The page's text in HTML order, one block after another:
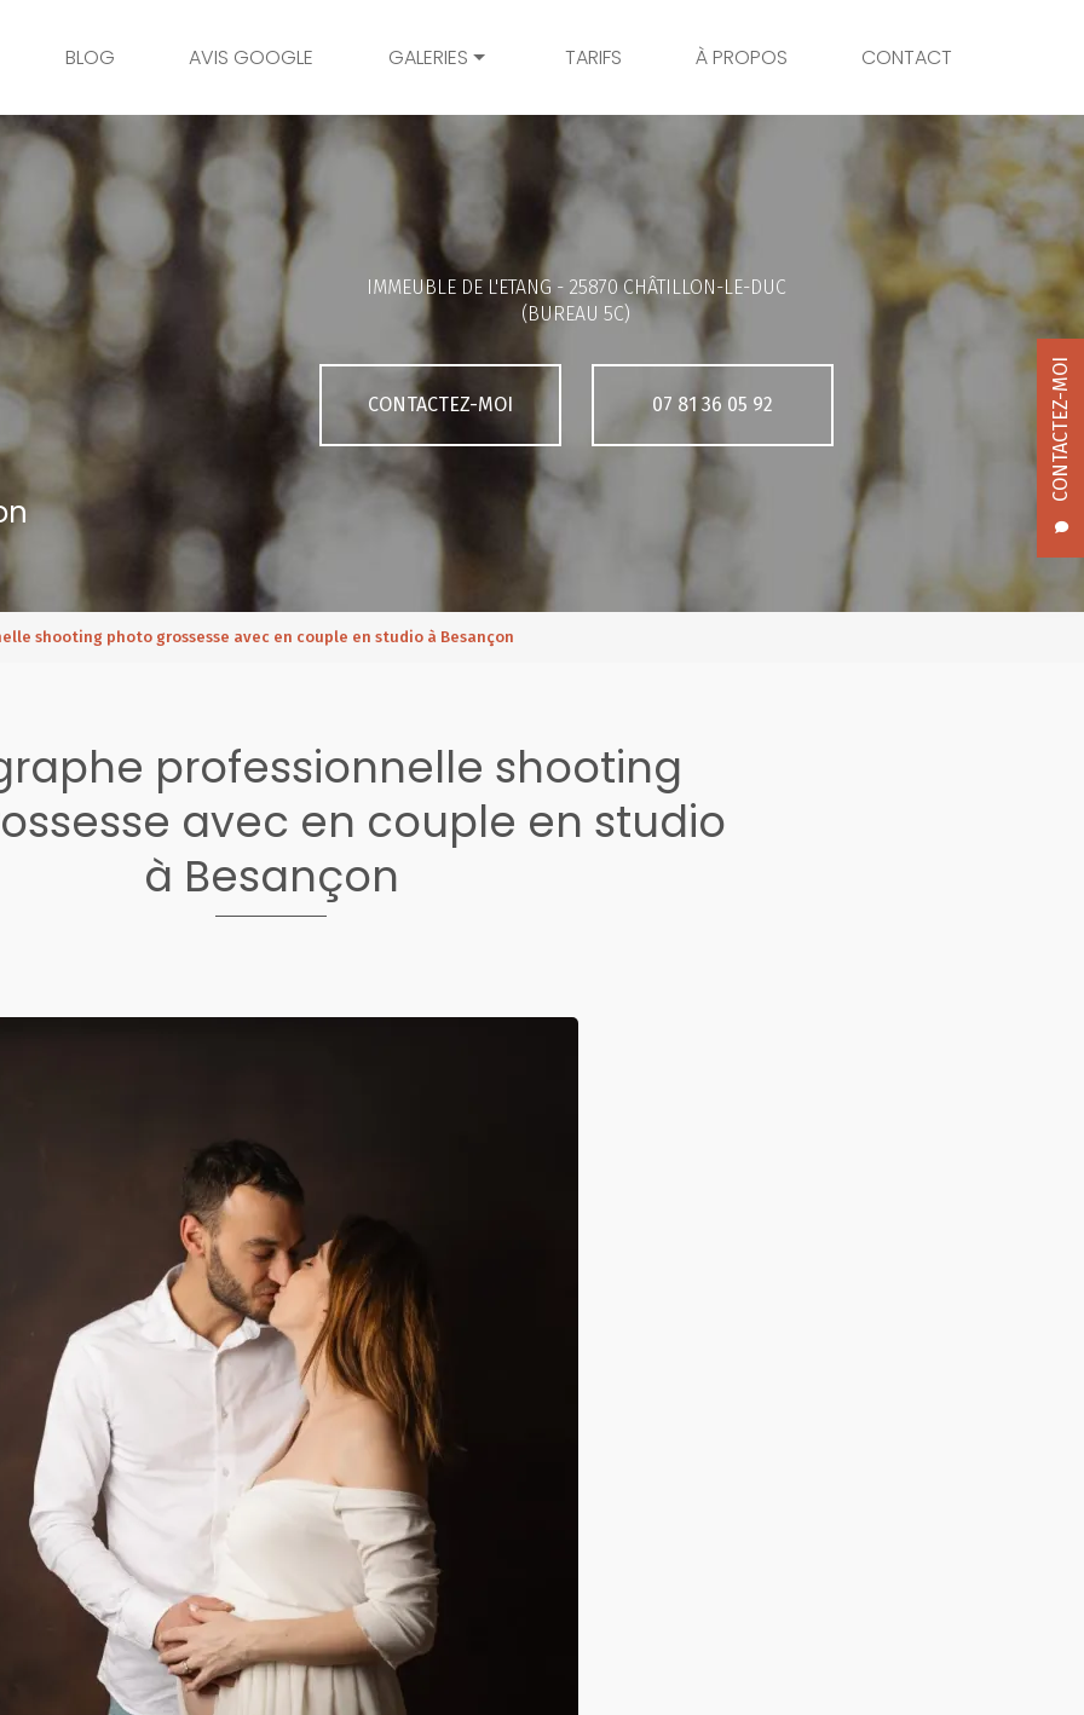
CONTACTEZ-MOI
BLOG AVIS GOOGLE GALERIES
Mariage
Grossesse
Bambins
Portrait
Galerie client
TARIFS À PROPOS CONTACT
IMMEUBLE DE L'ETANG - 25870 CHÂTILLON-LE-DUC
(BUREAU 5C)
CONTACTEZ-MOI 07 81 36 05 92
shooting photo grossesse avec en couple en studio à Besançon
professionnelle shooting
avec en couple en studio
à Besançon